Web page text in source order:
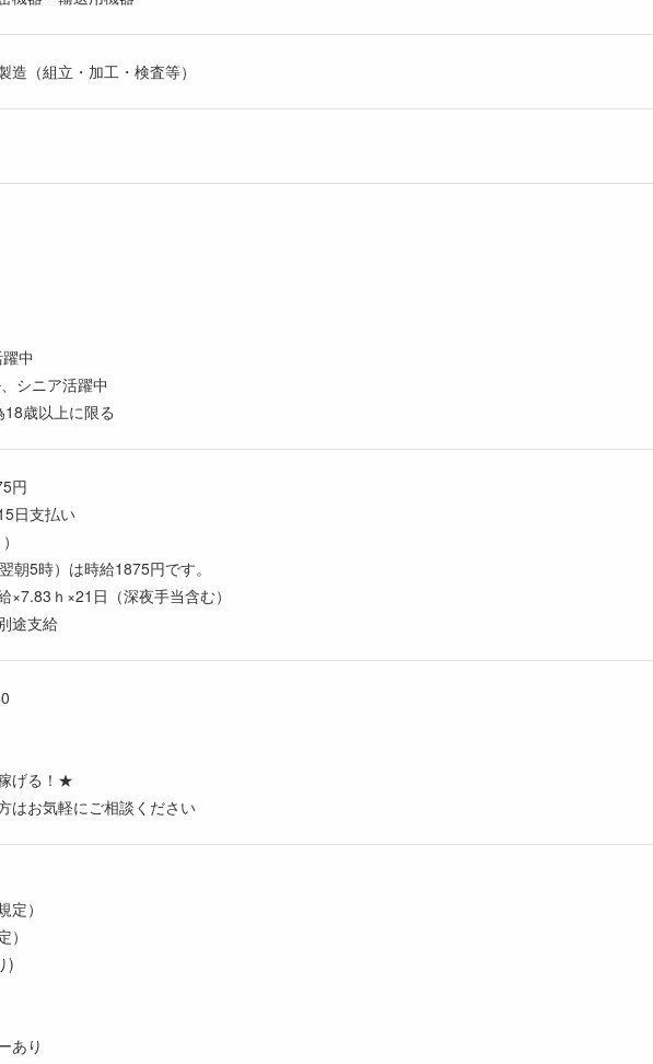
造（組立・加工・検査等）
中
シニア活躍中
歳以上に限る
円
日支払い
朝5時）は時給1875円です。
×7.83ｈ×21日（深夜手当含む）
途支給
げる！★
はお気軽にご相談ください
）
)
あり